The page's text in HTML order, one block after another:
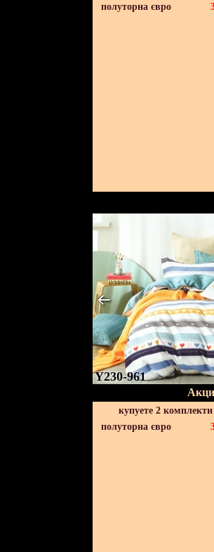
полуторна євро
Y230-961
купуете 2
полуторна євро